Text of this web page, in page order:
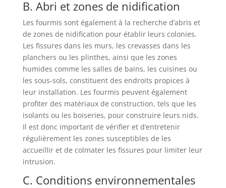
B. Abri et zones de nidification
Les fourmis sont également à la recherche d’abris et
de zones de nidification pour établir leurs colonies.
Les fissures dans les murs, les crevasses dans les
planchers ou les plinthes, ainsi que les zones
humides comme les salles de bains, les cuisines ou
les sous-sols, constituent des endroits propices à
leur installation. Les fourmis peuvent également
profiter des matériaux de construction, tels que les
isolants ou les boiseries, pour construire leurs nids.
Il est donc important de vérifier et d’entretenir
régulièrement les zones susceptibles de les
accueillir et de colmater les fissures pour limiter leur
intrusion.
C. Conditions environnementales